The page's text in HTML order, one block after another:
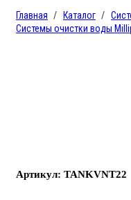
Главная Каталог
Системы очистки воды
Артикул: TANKVNT22